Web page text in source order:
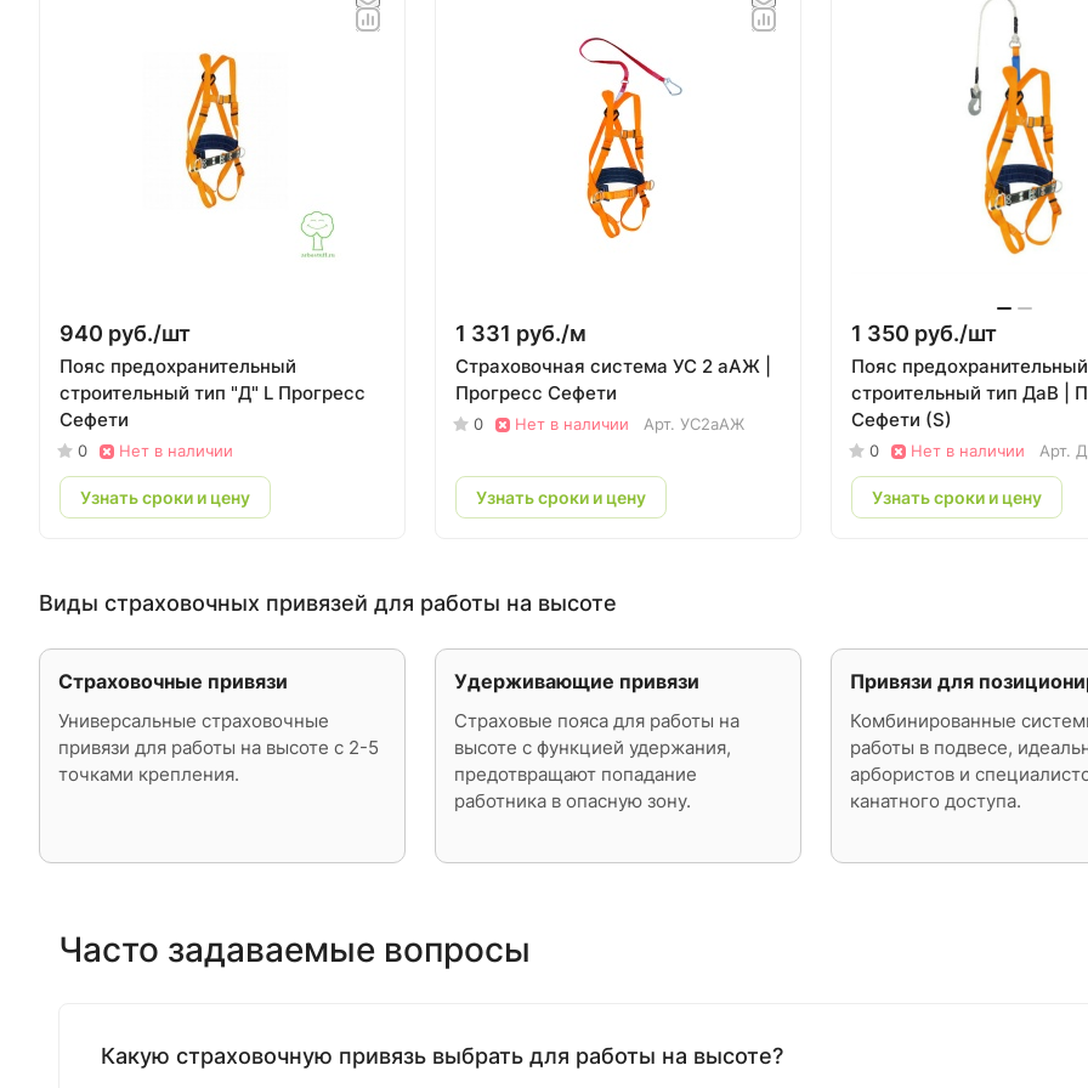
940 руб./шт
Пояс предохранительный
строительный тип "Д" L Прогресс
Сефети
0 Нет в наличии
Узнать сроки и цену
1 331 руб./м
Страховочная система УС 2 аАЖ |
Прогресс Сефети
0 Нет в наличии Арт. УС2аАЖ
Узнать сроки и цену
1 350 руб./шт
Пояс предохранительный
строительный тип ДаВ |
Сефети (S)
0 Нет в наличии Арт.
Узнать сроки и цену
Виды страховочных привязей для работы на высоте
Страховочные привязи
Универсальные страховочные
привязи для работы на высоте с 2-5
точками крепления.
Удерживающие привязи
Страховые пояса для работы на
высоте с функцией удержания,
предотвращают попадание
работника в опасную зону.
Привязи для
Комбинированные
работы в подвесе,
арбористов и
канатного доступа.
Часто задаваемые вопросы
Какую страховочную привязь выбрать для работы на высоте?